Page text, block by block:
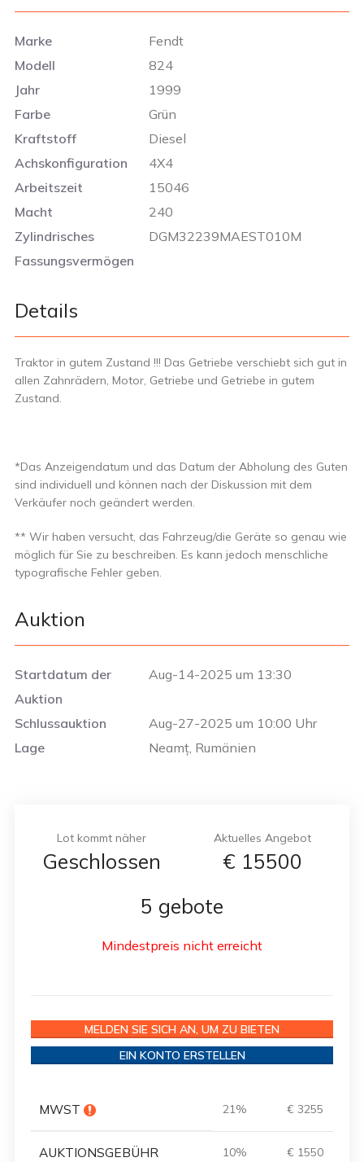
Marke
Fendt
Modell
824
Jahr
1999
Farbe
Grün
Kraftstoff
Diesel
Achskonfiguration
4X4
Arbeitszeit
15046
Macht
240
Zylindrisches
Fassungsvermögen
DGM32239MAEST010M
Details
Traktor in gutem Zustand !!! Das Getriebe verschiebt sich gut in
allen Zahnrädern, Motor, Getriebe und Getriebe in gutem
Zustand.
*Das Anzeigendatum und das Datum der Abholung des Guten
sind individuell und können nach der Diskussion mit dem
Verkäufer noch geändert werden.
** Wir haben versucht, das Fahrzeug/die Geräte so genau wie
möglich für Sie zu beschreiben. Es kann jedoch menschliche
typografische Fehler geben.
Auktion
Startdatum der
Auktion
Aug-14-2025 um 13:30
Schlussauktion
Aug-27-2025 um 10:00 Uhr
Lage
Neamț, Rumänien
Lot kommt näher
Geschlossen
Aktuelles Angebot
€ 15500
5 gebote
Mindestpreis nicht erreicht
MELDEN SIE SICH AN, UM ZU BIETEN
EIN KONTO ERSTELLEN
MWST 21% € 3255
AUKTIONSGEBÜHR 10% € 1550